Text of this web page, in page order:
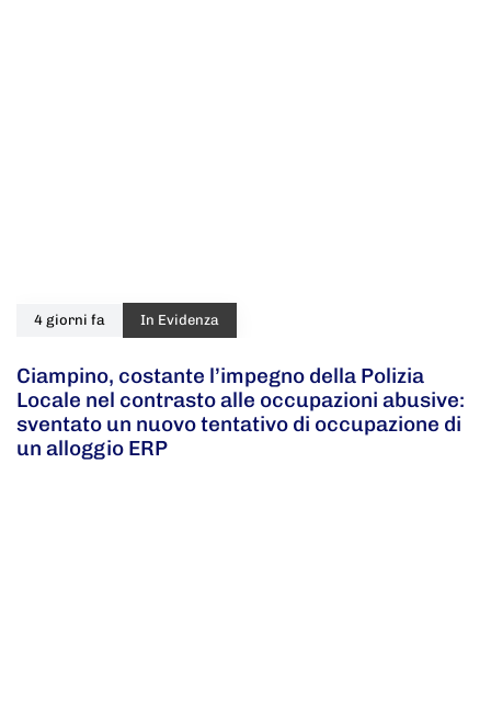
4 giorni fa In Evidenza
Ciampino, costante l’impegno della Polizia
Locale nel contrasto alle occupazioni abusive:
sventato un nuovo tentativo di occupazione di
un alloggio ERP